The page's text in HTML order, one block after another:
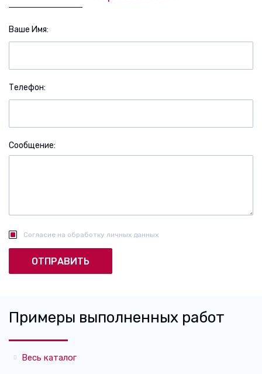
Ваше Имя
Телефон
Сообщение
Согласие на обработку личных данных
Примеры выполненных работ
Весь каталог